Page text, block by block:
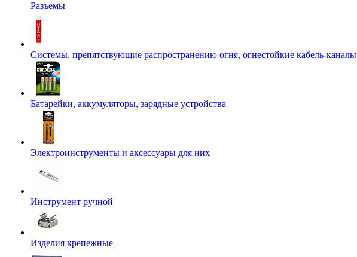
Разъемы
Системы, препятствующие распространению огня, огнестойкие кабель-каналы
Батарейки, аккумуляторы, зарядные устройства
Электроинструменты и аксессуары для них
Инструмент ручной
Изделия крепежные